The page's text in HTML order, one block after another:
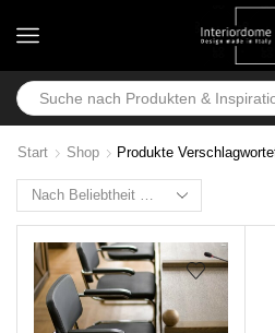
Start Shop Produkte